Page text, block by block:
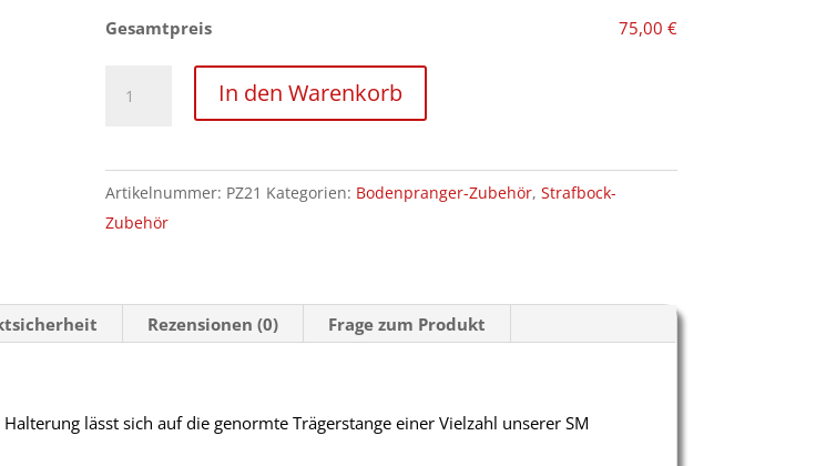
Gesamtpreis
75,00 €
Gesichtsauflage
Lederriemen
für
Bodenpranger
Menge
In den Warenkorb
Artikelnummer: PZ21 Kategorien: Bodenpranger-Zubehör, Strafbock-
Zubehör
Rezensionen (0) Frage zum Produkt
lässt sich auf die genormte Trägerstange einer Vielzahl unserer SM